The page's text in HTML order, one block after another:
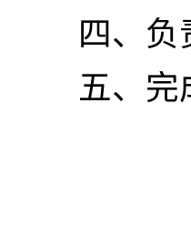
四、
五、 完